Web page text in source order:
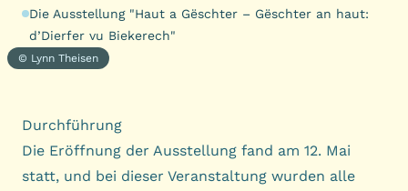
Die Ausstellung "Haut a Gëschter – Gëschter an haut:
d’Dierfer vu Biekerech"
© Lynn Theisen
Durchführung
Die Eröffnung der Ausstellung fand am 12. Mai
statt, und bei dieser Veranstaltung wurden alle